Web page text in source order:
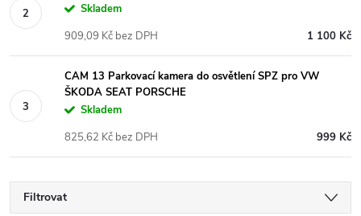
Skladem
1 100 Kč
909,09 Kč bez DPH
CAM 13 Parkovací kamera do osvětlení SPZ pro VW
ŠKODA SEAT PORSCHE
Skladem
999 Kč
825,62 Kč bez DPH
Filtrovat